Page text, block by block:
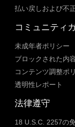
払い戻しおよび不
コミュニティ
未成年者ポリシー
ブロックされた内
コンテンツ調整ポ
透明性レポート
法律遵守
18 U.S.C. 2257の